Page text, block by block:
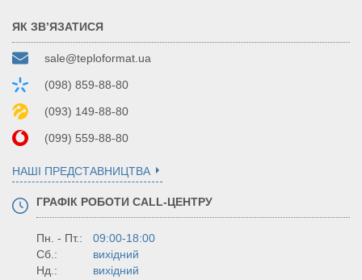
ЯК ЗВ’ЯЗАТИСЯ
sale@teploformat.ua
(098) 859-88-80
(093) 149-88-80
(099) 559-88-80
НАШІ ПРЕДСТАВНИЦТВА
ГРАФІК РОБОТИ CALL-ЦЕНТРУ
Пн. - Пт.:
09:00-18:00
Сб.:
вихідний
Нд.:
вихідний